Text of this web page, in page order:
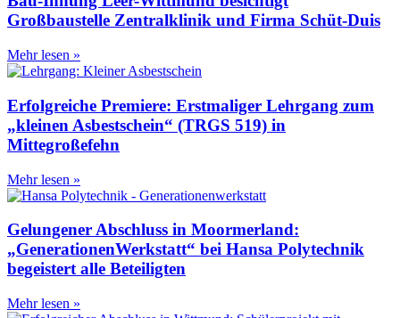
Großbaustelle Zentralklinik und Firma Schüt-Duis
Mehr lesen »
Erfolgreiche Premiere: Erstmaliger Lehrgang zum
„kleinen Asbestschein“ (TRGS 519) in
Mittegroßefehn
Mehr lesen »
Gelungener Abschluss in Moormerland:
„GenerationenWerkstatt“ bei Hansa Polytechnik
begeistert alle Beteiligten
Mehr lesen »